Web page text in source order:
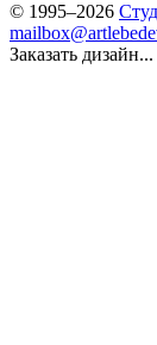
© 1995–2026
Заказать дизайн...